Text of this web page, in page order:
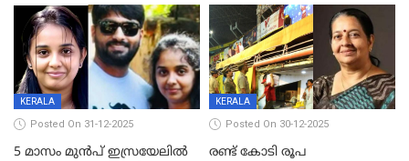
നിലയിൽ
യുവതിക്ക് ദാരുണാന്ത്യം
KERALA
Posted On 31-12-2025
5 മാസം മുൻപ് ഇസ്രയേലിൽ
KERALA
Posted On 30-12-2025
രണ്ട് കോടി രൂപ